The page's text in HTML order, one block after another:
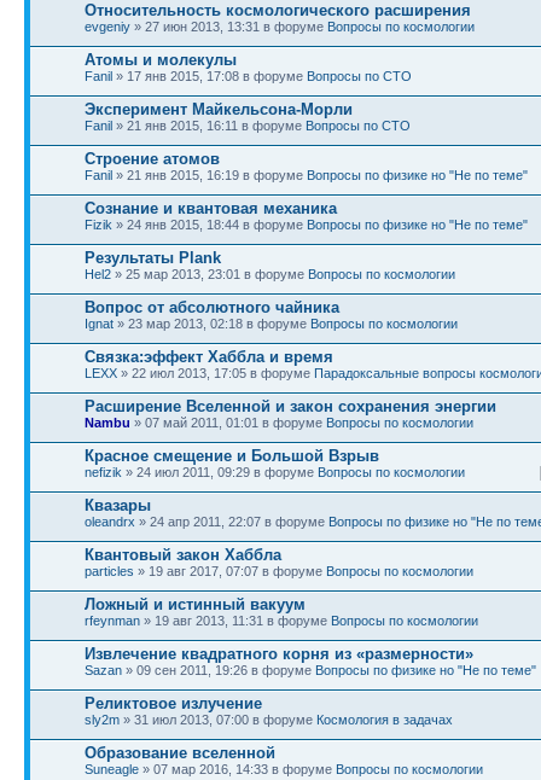
Относительность космологического расширения
evgeniy » 27 июн 2013, 13:31 в форуме Вопросы по космологии
Атомы и молекулы
Fanil » 17 янв 2015, 17:08 в форуме Вопросы по СТО
Эксперимент Майкельсона-Морли
Fanil » 21 янв 2015, 16:11 в форуме Вопросы по СТО
Строение атомов
Fanil » 21 янв 2015, 16:19 в форуме Вопросы по физике но "Не по теме"
Сознание и квантовая механика
Fizik » 24 янв 2015, 18:44 в форуме Вопросы по физике но "Не по теме"
Результаты Plank
Hel2 » 25 мар 2013, 23:01 в форуме Вопросы по космологии
Вопрос от абсолютного чайника
Ignat » 23 мар 2013, 02:18 в форуме Вопросы по космологии
Связка:эффект Хаббла и время
LEXX » 22 июл 2013, 17:05 в форуме Парадоксальные вопросы
Расширение Вселенной и закон сохранения энергии
Nambu » 07 май 2011, 01:01 в форуме Вопросы по космологии
Красное смещение и Большой Взрыв
nefizik » 24 июл 2011, 09:29 в форуме Вопросы по космологии
Квазары
oleandrx » 24 апр 2011, 22:07 в форуме Вопросы по физике но "Не по
Квантовый закон Хаббла
particles » 19 авг 2017, 07:07 в форуме Вопросы по космологии
Ложный и истинный вакуум
rfeynman » 19 авг 2013, 11:31 в форуме Вопросы по космологии
Извлечение квадратного корня из «размерности»
Sazan » 09 сен 2011, 19:26 в форуме Вопросы по физике но "Не по теме"
Реликтовое излучение
sly2m » 31 июл 2013, 07:00 в форуме Космология в задачах
Образование вселенной
Suneagle » 07 мар 2016, 14:33 в форуме Вопросы по космологии